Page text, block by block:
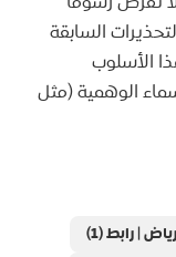
السابقة
الأسلوب
الوهمية (مثل
| رابط (1)